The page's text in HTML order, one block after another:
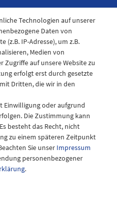
Uhr
Technologien auf unserer
Daten von
(z.B. IP-Adresse), um z.B.
Medien von
auf unsere Website zu
erfolgt erst durch gesetzte
Dritten, die wir in den
Einwilligung oder aufgrund
Die Zustimmung kann
besteht das Recht, nicht
zu einem späteren Zeitpunkt
Sie unser Impressum
personenbezogener
.